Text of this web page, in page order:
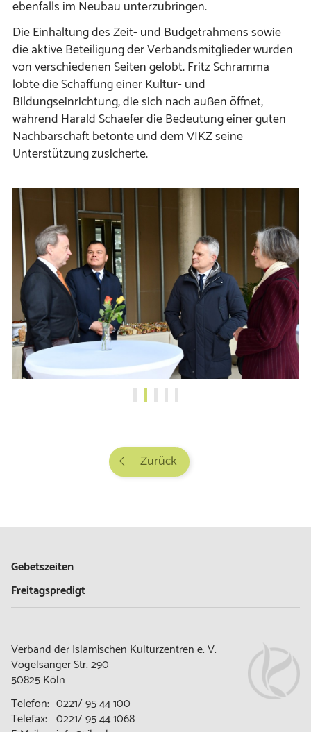
ebenfalls im Neubau unterzubringen.
Die Einhaltung des Zeit- und Budgetrahmens sowie
die aktive Beteiligung der Verbandsmitglieder wurden
von verschiedenen Seiten gelobt. Fritz Schramma
lobte die Schaffung einer Kultur- und
Bildungseinrichtung, die sich nach außen öffnet,
während Harald Schaefer die Bedeutung einer guten
Nachbarschaft betonte und dem VIKZ seine
Unterstützung zusicherte.
Zurück
Gebetszeiten
Freitagspredigt
Verband der Islamischen Kulturzentren e. V.
Vogelsanger Str. 290
50825 Köln
Telefon: 0221/ 95 44 100
Telefax: 0221/ 95 44 1068